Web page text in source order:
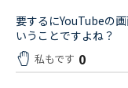
要するにYouTubeの
いうことですよね？
私もです 0